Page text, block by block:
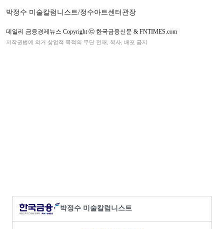
박정수 미술칼럼니스트/정수아트센터관장
데일리 금융경제뉴스 Copyright ⓒ 한국금융신문 & FNTIMES.com
저작권법에 의거 상업적 목적의 무단 전재, 복사, 배포 금지
박정수 미술칼럼니스트